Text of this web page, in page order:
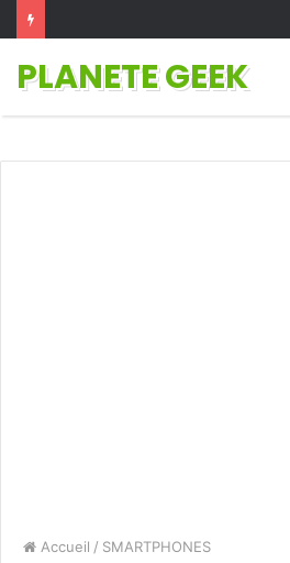
PLANETE GEEK
Accueil / SMARTPHONES